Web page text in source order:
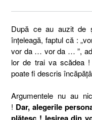
După ce au auzit de
înţeleagă, faptul că :
vor da … vor da … ”,
lor de trai va scădea
poate fi descris
Argumentele nu au
! Dar, alegerile